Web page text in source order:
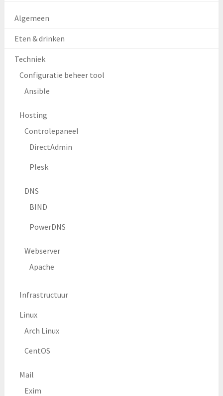
Algemeen
Eten & drinken
Techniek
Configuratie beheer tool
Ansible
Hosting
Controlepaneel
DirectAdmin
Plesk
DNS
BIND
PowerDNS
Webserver
Apache
Infrastructuur
Linux
Arch Linux
CentOS
Mail
Exim